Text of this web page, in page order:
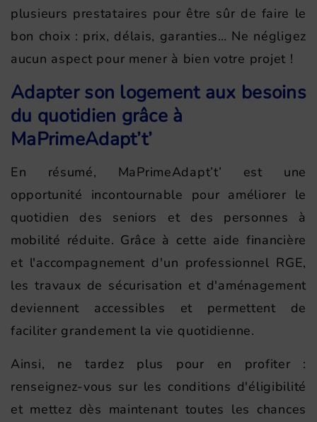
plusieurs prestataires pour être sûr de faire le
bon choix : prix, délais, garanties… Ne négligez
aucun aspect pour mener à bien votre projet !
Adapter son logement aux besoins
du quotidien grâce à
MaPrimeAdapt’t’
En résumé, MaPrimeAdapt’t’ est une
opportunité incontournable pour améliorer le
quotidien des seniors et des personnes à
mobilité réduite. Grâce à cette aide financière
et l'accompagnement d'un professionnel RGE,
les travaux de sécurisation et d'aménagement
deviennent accessibles et permettent de
faciliter grandement la vie quotidienne.
Ainsi, ne tardez plus pour en profiter :
renseignez-vous sur les conditions d'éligibilité
et mettez dès maintenant toutes les chances